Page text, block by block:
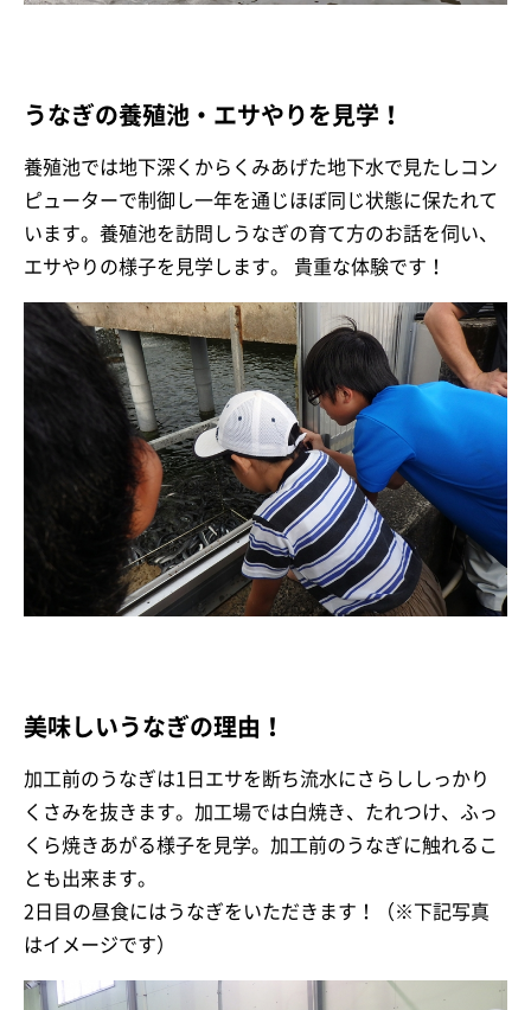
うなぎの養殖池・エサやりを見学！
養殖池では地下深くからくみあげた地下水で見たしコン
ピューターで制御し一年を通じほぼ同じ状態に保たれて
います。養殖池を訪問しうなぎの育て方のお話を伺い、
エサやりの様子を見学します。 貴重な体験です！
美味しいうなぎの理由！
加工前のうなぎは1日エサを断ち流水にさらししっかり
くさみを抜きます。加工場では白焼き、たれつけ、ふっ
くら焼きあがる様子を見学。加工前のうなぎに触れるこ
とも出来ます。
2日目の昼食にはうなぎをいただきます！（※下記写真
はイメージです）